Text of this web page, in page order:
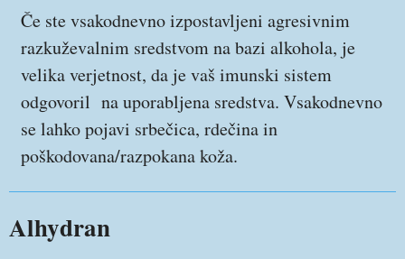
Če ste vsakodnevno izpostavljeni agresivnim
razkuževalnim sredstvom na bazi alkohola, je
velika verjetnost, da je vaš imunski sistem
odgovoril na uporabljena sredstva. Vsakodnevno
se lahko pojavi srbečica, rdečina in
poškodovana/razpokana koža.
Alhydran